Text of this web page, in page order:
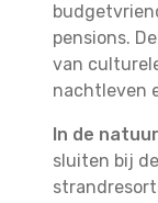
pensions.
van
nachtleven
In de
sluiten bij